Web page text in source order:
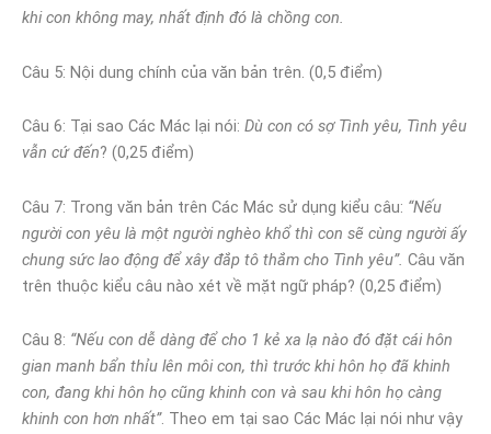
khi con không may, nhất định đó là chồng con.
Câu 5: Nội dung chính của văn bản trên. (0,5 điểm)
Câu 6: Tại sao Các Mác lại nói: Dù con có sợ Tình yêu, Tình yêu
vẫn cứ đến? (0,25 điểm)
Câu 7: Trong văn bản trên Các Mác sử dụng kiểu câu: “Nếu
người con yêu là một người nghèo khổ thì con sẽ cùng người ấy
chung sức lao động để xây đắp tô thắm cho Tình yêu”. Câu văn
trên thuộc kiểu câu nào xét về mặt ngữ pháp? (0,25 điểm)
Câu 8: “Nếu con dễ dàng để cho 1 kẻ xa lạ nào đó đặt cái hôn
gian manh bẩn thỉu lên môi con, thì trước khi hôn họ đã khinh
con, đang khi hôn họ cũng khinh con và sau khi hôn họ càng
khinh con hơn nhất”. Theo em tại sao Các Mác lại nói như vậy